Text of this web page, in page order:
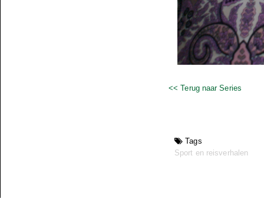
<< Terug naar Series
Tags
Sport en reisverhalen